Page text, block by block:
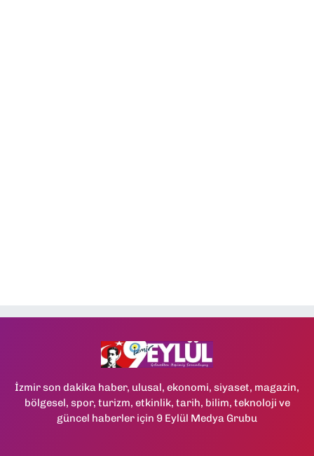
İzmir son dakika haber, ulusal, ekonomi, siyaset, magazin,
bölgesel, spor, turizm, etkinlik, tarih, bilim, teknoloji ve
güncel haberler için 9 Eylül Medya Grubu